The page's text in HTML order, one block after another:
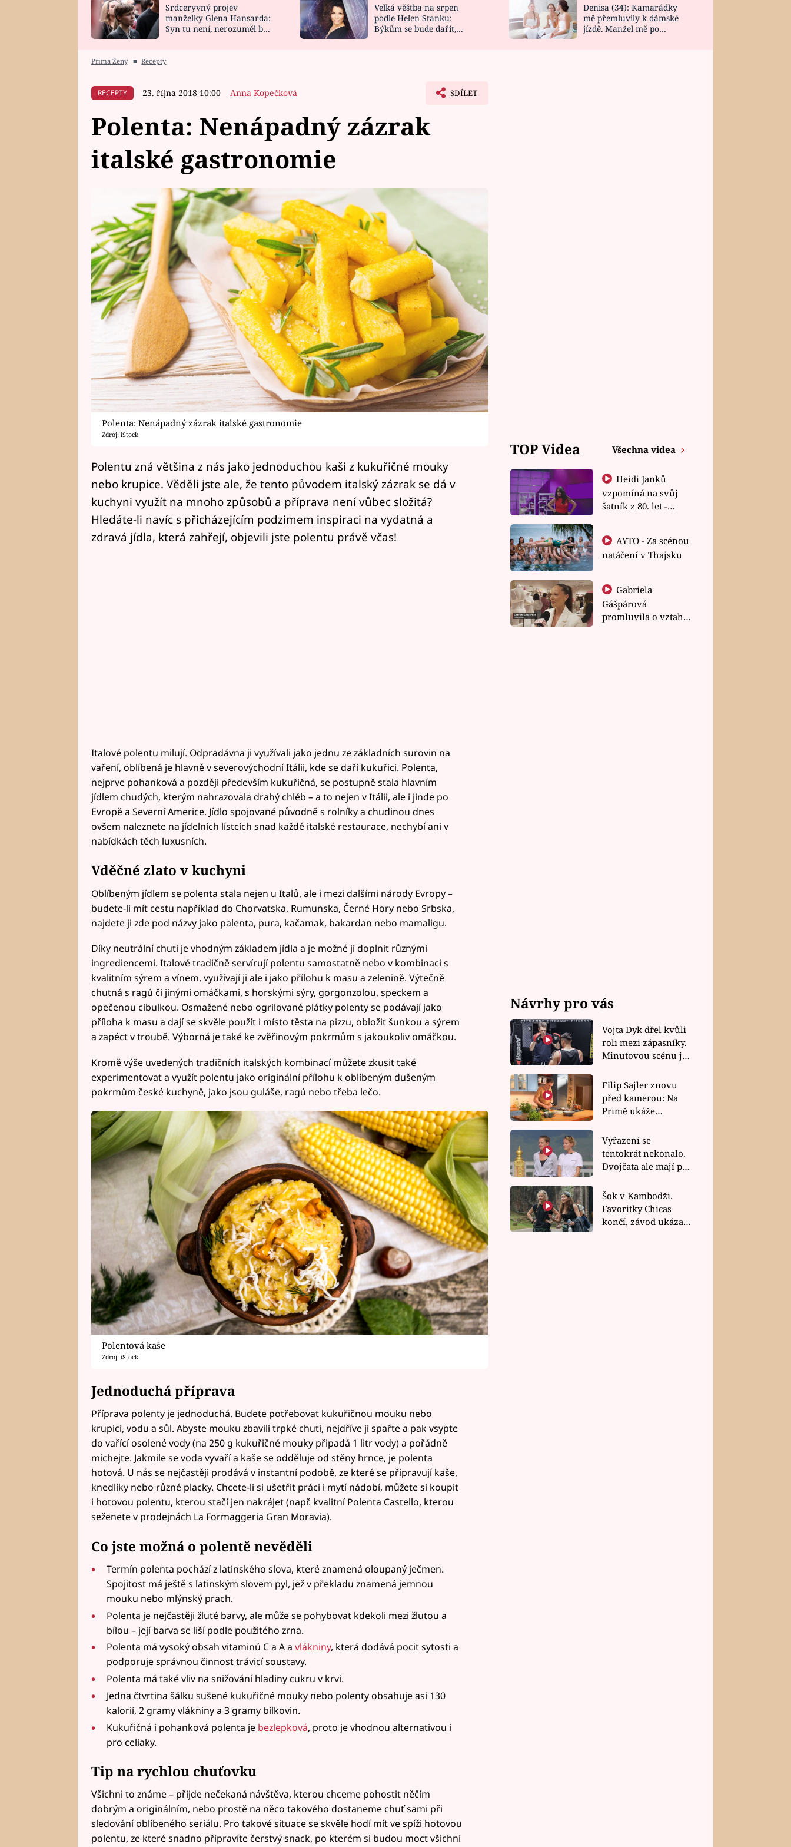
HOROSKOP NA
CELEBRITY
VAŘENÍ
NOVINKY
VIDEORECEPTY
DESIGN
Srdceryvný projev
manželky Glena Hansarda:
Syn tu není, nerozuměl by
Velká věštba na srpen
podle Helen Stanku:
Býkům se bude dařit,
Denisa (34): Kamarádky
mě přemluvily k dámské
jízdě. Manžel mě po
Prima Ženy ■ Recepty
RECEPTY 23. října 2018 10:00 Anna Kopečková SDÍLET
Polenta: Nenápadný zázrak
italské gastronomie
Polenta: Nenápadný zázrak italské gastronomie
Zdroj: iStock
Polentu zná většina z nás jako jednoduchou kaši z kukuřičné mouky
nebo krupice. Věděli jste ale, že tento původem italský zázrak se dá v
kuchyni využít na mnoho způsobů a příprava není vůbec složitá?
Hledáte-li navíc s přicházejícím podzimem inspiraci na vydatná a
zdravá jídla, která zahřejí, objevili jste polentu právě včas!
Italové polentu milují. Odpradávna ji využívali jako jednu ze základních surovin na
vaření, oblíbená je hlavně v severovýchodní Itálii, kde se daří kukuřici. Polenta,
nejprve pohanková a později především kukuřičná, se postupně stala hlavním
jídlem chudých, kterým nahrazovala drahý chléb – a to nejen v Itálii, ale i jinde po
Evropě a Severní Americe. Jídlo spojované původně s rolníky a chudinou dnes
ovšem naleznete na jídelních lístcích snad každé italské restaurace, nechybí ani v
nabídkách těch luxusních.
Vděčné zlato v kuchyni
Oblíbeným jídlem se polenta stala nejen u Italů, ale i mezi dalšími národy Evropy –
budete-li mít cestu například do Chorvatska, Rumunska, Černé Hory nebo Srbska,
najdete ji zde pod názvy jako palenta, pura, kačamak, bakardan nebo mamaligu.
Díky neutrální chuti je vhodným základem jídla a je možné ji doplnit různými
ingrediencemi. Italové tradičně servírují polentu samostatně nebo v kombinaci s
kvalitním sýrem a vínem, využívají ji ale i jako přílohu k masu a zelenině. Výtečně
chutná s ragú či jinými omáčkami, s horskými sýry, gorgonzolou, speckem a
opečenou cibulkou. Osmažené nebo ogrilované plátky polenty se podávají jako
příloha k masu a dají se skvěle použít i místo těsta na pizzu, obložit šunkou a sýrem
a zapéct v troubě. Výborná je také ke zvěřinovým pokrmům s jakoukoliv omáčkou.
Kromě výše uvedených tradičních italských kombinací můžete zkusit také
experimentovat a využít polentu jako originální přílohu k oblíbeným dušeným
pokrmům české kuchyně, jako jsou guláše, ragú nebo třeba lečo.
Polentová kaše
Zdroj: iStock
Jednoduchá příprava
Příprava polenty je jednoduchá. Budete potřebovat kukuřičnou mouku nebo
krupici, vodu a sůl. Abyste mouku zbavili trpké chuti, nejdříve ji spařte a pak vsypte
do vařící osolené vody (na 250 g kukuřičné mouky připadá 1 litr vody) a pořádně
míchejte. Jakmile se voda vyvaří a kaše se odděluje od stěny hrnce, je polenta
hotová. U nás se nejčastěji prodává v instantní podobě, ze které se připravují kaše,
knedlíky nebo různé placky. Chcete-li si ušetřit práci i mytí nádobí, můžete si koupit
i hotovou polentu, kterou stačí jen nakrájet (např. kvalitní Polenta Castello, kterou
seženete v prodejnách La Formaggeria Gran Moravia).
Co jste možná o polentě nevěděli
Termín polenta pochází z latinského slova, které znamená oloupaný ječmen.
Spojitost má ještě s latinským slovem pyl, jež v překladu znamená jemnou
mouku nebo mlýnský prach.
Polenta je nejčastěji žluté barvy, ale může se pohybovat kdekoli mezi žlutou a
bílou – její barva se liší podle použitého zrna.
Polenta má vysoký obsah vitaminů C a A a vlákniny, která dodává pocit sytosti a
podporuje správnou činnost trávicí soustavy.
Polenta má také vliv na snižování hladiny cukru v krvi.
Jedna čtvrtina šálku sušené kukuřičné mouky nebo polenty obsahuje asi 130
kalorií, 2 gramy vlákniny a 3 gramy bílkovin.
Kukuřičná i pohanková polenta je bezlepková, proto je vhodnou alternativou i
pro celiaky.
Tip na rychlou chuťovku
Všichni to známe – přijde nečekaná návštěva, kterou chceme pohostit něčím
dobrým a originálním, nebo prostě na něco takového dostaneme chuť sami při
sledování oblíbeného seriálu. Pro takové situace se skvěle hodí mít ve spíži hotovou
polentu, ze které snadno připravíte čerstvý snack, po kterém si budou moct všichni
TOP Videa Všechna videa
Heidi Janků
vzpomíná na svůj
šatník z 80. let -
natáčení v Thajsku
Gabriela
Gášpárová
promluvila o vztahu
Návrhy pro vás
Vojta Dyk dřel kvůli
roli mezi zápasníky.
Minutovou scénu jel
Filip Sajler znovu
před kamerou: Na
Primě ukáže
rychlé recepty
Vyřazení se
tentokrát nekonalo.
Dvojčata ale mají po
závodu nůž na krku
Šok v Kambodži.
Favoritky Chicas
končí, závod ukázal